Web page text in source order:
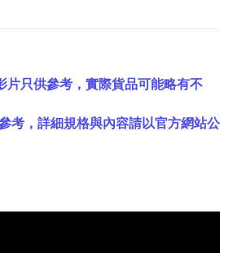
片只供參考，實際貨品可能略有不
考，詳細規格與內容請以官方網站公